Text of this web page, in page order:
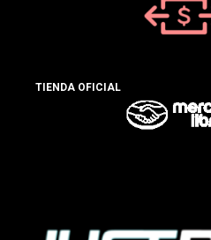
TIENDA OFICIAL